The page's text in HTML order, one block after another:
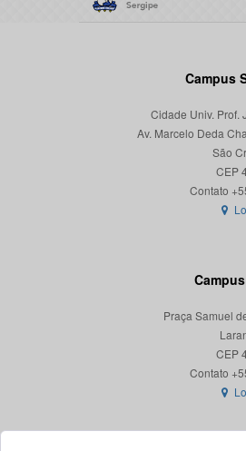
Campus
Cidade Univ. Prof.
Av. Marcelo Deda
São
CEP
Praça Samuel
CEP